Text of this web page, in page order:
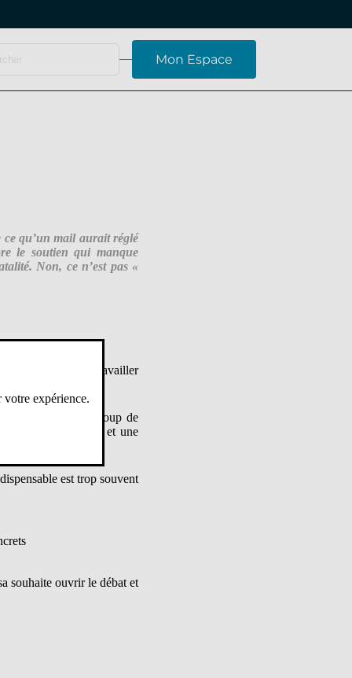
Mon Espace
qu’un mail aurait réglé
le soutien qui manque
Non, ce n’est pas «
regarder en face : travailler
se décrète pas à coup de
le dialogue et une
est trop souvent
souhaite ouvrir le débat et
votre expérience.